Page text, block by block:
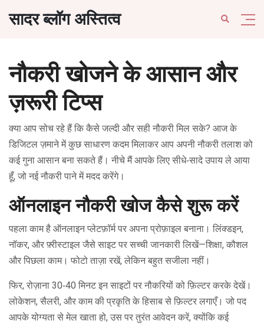
सादर ब्लॉग अस्तित्व
नौकरी खोजने के आसान और
ज़रूरी टिप्स
क्या आप सोच रहे हैं कि कैसे जल्दी और सही नौकरी मिल सके? आज के
डिजिटल ज़माने में कुछ साधारण कदम मिलाकर आप अपनी नौकरी तलाश को
कई गुना आसान बना सकते हैं। नीचे मैं आपके लिए सीधे‑सादे उपाय ले आया
हूँ, जो नई नौकरी पाने में मदद करेंगे।
ऑनलाइन नौकरी खोज कैसे शुरू करें
पहला काम है ऑनलाइन प्लेटफ़ॉर्म पर अपना प्रोफ़ाइल बनाना। लिंक्डइन,
नॉकर, और फ़्रीस्टाइल जैसे साइट पर सच्ची जानकारी लिखें—शिक्षा, कौशल
और पिछला काम। फोटो ताज़ा रखें, लेकिन बहुत सजीला नहीं।
फिर, रोज़ाना 30‑40 मिनट इन साइटों पर नौकरियों को फ़िल्टर करके देखें।
लोकेशन, सैलरी, और काम की प्रकृति के हिसाब से फ़िल्टर लगाएँ। जो पद
आपके योग्यता से मेल खाता हो, उस पर तुरंत आवेदन करें, क्योंकि कई